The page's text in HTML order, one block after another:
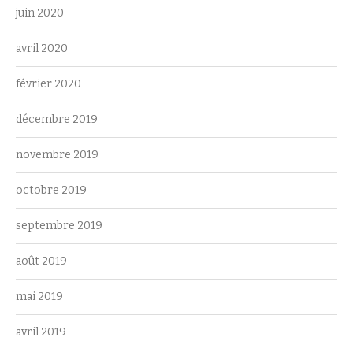
juin 2020
avril 2020
février 2020
décembre 2019
novembre 2019
octobre 2019
septembre 2019
août 2019
mai 2019
avril 2019